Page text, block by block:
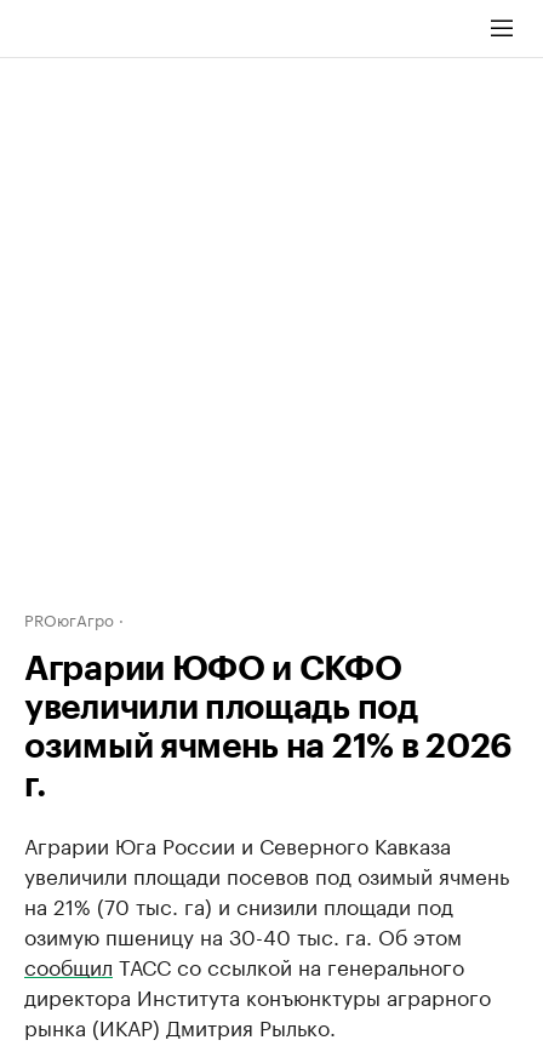
PROюгАгро
Аграрии ЮФО и СКФО
увеличили площадь под
озимый ячмень на 21% в 2026
г.
Аграрии Юга России и Северного Кавказа
увеличили площади посевов под озимый ячмень
на 21% (70 тыс. га) и снизили площади под
озимую пшеницу на 30-40 тыс. га. Об этом
сообщил ТАСС со ссылкой на генерального
директора Института конъюнктуры аграрного
рынка (ИКАР) Дмитрия Рылько.